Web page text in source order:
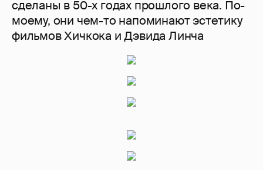
сделаны в 50-х годах прошлого века. По-
моему, они чем-то напоминают эстетику
фильмов Хичкока и Дэвида Линча